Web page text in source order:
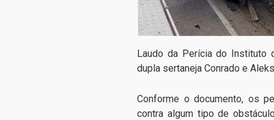
Laudo da Perícia do Instituto
dupla sertaneja Conrado e
Conforme o documento, os
contra algum tipo de